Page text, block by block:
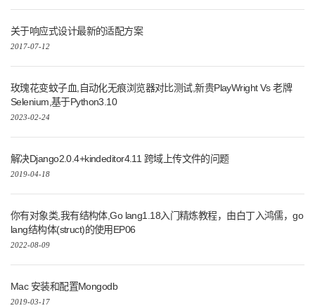
关于响应式设计最新的适配方案
2017-07-12
玫瑰花变蚊子血,自动化无痕浏览器对比测试,新贵PlayWright Vs 老牌
Selenium,基于Python3.10
2023-02-24
解决Django2.0.4+kindeditor4.11 跨域上传文件的问题
2019-04-18
你有对象类,我有结构体,Go lang1.18入门精炼教程，由白丁入鸿儒，go
lang结构体(struct)的使用EP06
2022-08-09
Mac 安装和配置Mongodb
2019-03-17